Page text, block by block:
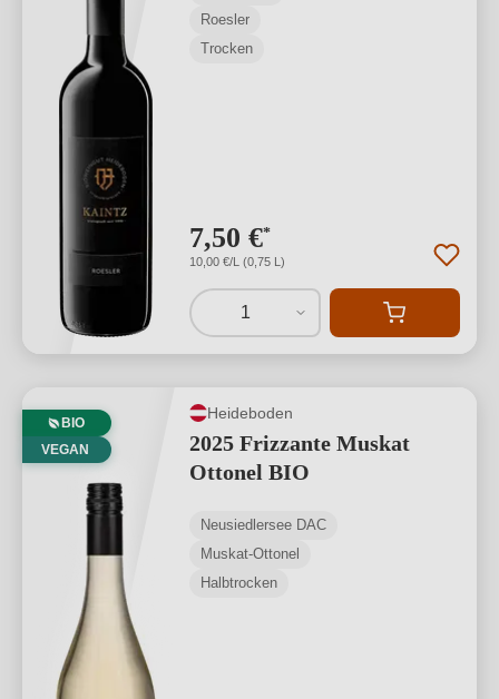
Roesler
Trocken
7,50 €*
10,00 €/L (0,75 L)
1
BIO
VEGAN
Heideboden
2025 Frizzante Muskat
Ottonel BIO
Neusiedlersee DAC
Muskat-Ottonel
Halbtrocken